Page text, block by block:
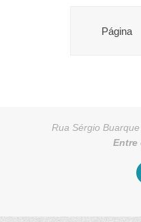
Página
Rua Sérgio
Entre